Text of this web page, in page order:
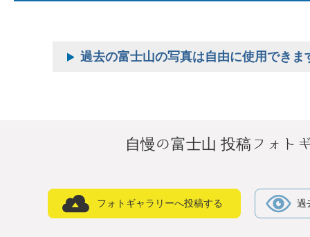
過去の富士山の写真は自由に使用できま
自慢の富士山 投稿フォト
フォトギャラリーへ投稿する 過